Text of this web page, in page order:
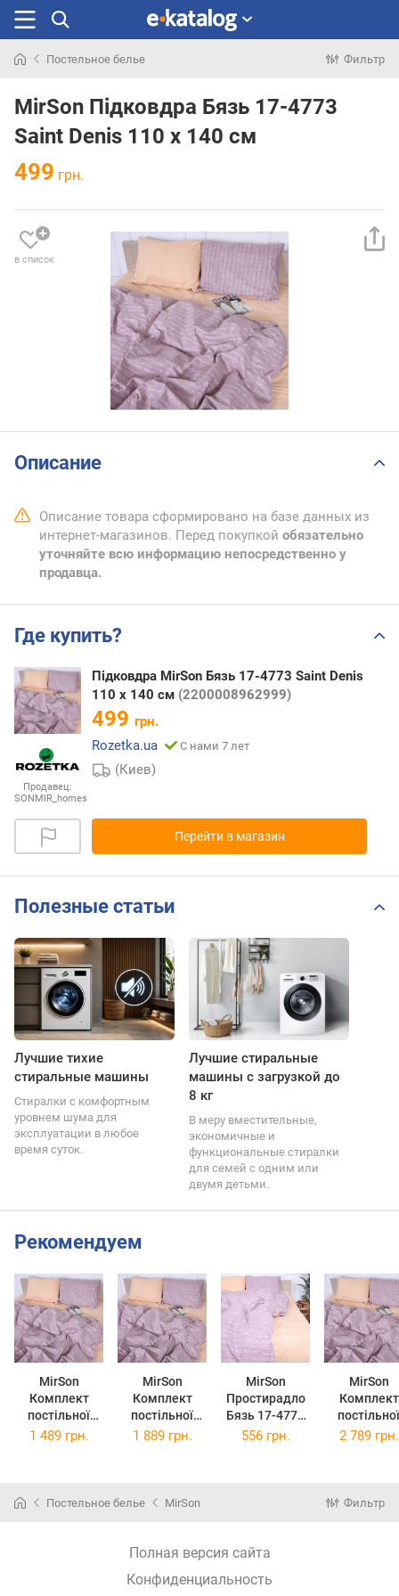
раньше
Постельное белье Фильтр
MirSon Підковдра Бязь 17-4773
Saint Denis 110 x 140 см
499 грн.
в список
Описание
Описание товара сформировано на базе данных из
интернет-магазинов. Перед покупкой обязательно
уточняйте всю информацию непосредственно у
продавца.
Где купить?
Продавец:
SONMIR_homes
Підковдра MirSon Бязь 17-4773 Saint Denis
110 x 140 см (2200008962999)
499 грн.
Rozetka.ua
С нами 7 лет
(Киев)
Перейти в магазин
Полезные статьи
Лучшие тихие
стиральные машины
Стиралки с комфортным
уровнем шума для
эксплуатации в любое
время суток.
Лучшие стиральные
машины с загрузкой до
8 кг
В меру вместительные,
экономичные и
функциональные стиралки
для семей с одним или
двумя детьми.
Рекомендуем
MirSon
Комплект
постільної
білизни Бязь
MirSon
Комплект
постільної
білизни Бязь
MirSon
Простирадло
Бязь 17-4773
Saint Denis
MirSon
Комплект
постільної
білизни Бязь
1 489 грн. 1 889 грн. 556 грн. 2 789 грн.
Постельное белье MirSon Фильтр
Полная версия сайта
Конфиденциальность